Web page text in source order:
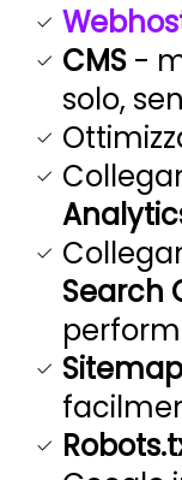
CMS -
solo,
Search
Sitemap